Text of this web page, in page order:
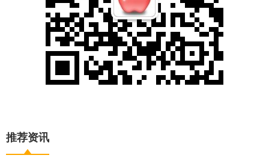
推荐资讯